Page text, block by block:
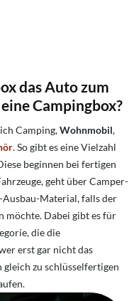
das Auto zum
Campingbox?
Camping,Wohnmobil,
. So gibt es eine Vielzahl
beginnen bei fertigen
geht über Camper-
Material, falls der
möchte. Dabei gibt es für
die die
erst gar nicht das
zu schlüsselfertigen